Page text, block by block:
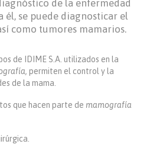
de la enfermedad
él, se puede diagnosticar el
como tumores mamarios.
de IDIME S.A. utilizados en la
permiten el control y la
de la mama.
que hacen parte de mamografía